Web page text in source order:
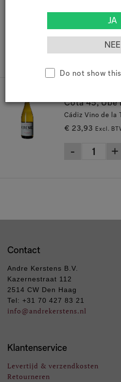
Do not show
Cádiz Vino de la
€ 41,28 Excl.
Cota 45, Ube
Cádiz Vino de la
€ 23,93 Excl.
Contact
Andre Kerstens B.V.
Kazernestraat 112
2514 CW Den Haag
Tel: +31 70 427 83 21
info@andrekerstens.nl
Klantenservice
Levertijd & verzendkosten
Retourneren